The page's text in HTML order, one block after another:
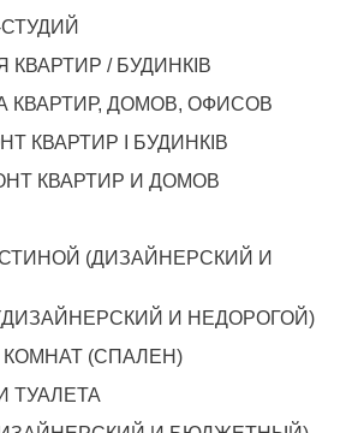
/ БУДИНКІВ
КВАРТИР, ДОМОВ, ОФИСОВ
КВАРТИР І БУДИНКІВ
КВАРТИР И ДОМОВ
(ДИЗАЙНЕРСКИЙ И
И НЕДОРОГОЙ)
(СПАЛЕН)
ТУАЛЕТА